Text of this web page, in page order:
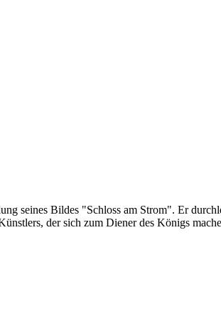
seines Bildes "Schloss am Strom". Er
der sich zum Diener des Königs